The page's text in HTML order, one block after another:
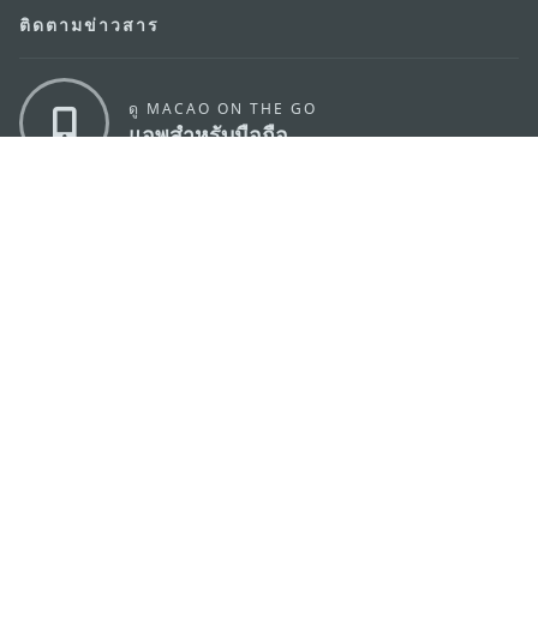
ติดตามข่าวสาร
ดู MACAO ON THE GO
แอพสำหรับมือถือ